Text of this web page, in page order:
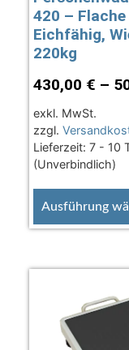
420 –
Eichfähig,
220kg
430,00 € –
exkl. MwSt.
zzgl.
Lieferzeit: 7 - 10
(Unverbindlich)
Ausführung